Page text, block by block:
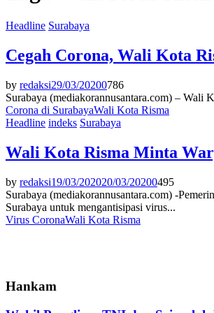
Headline Surabaya
Cegah Corona, Wali Kota
by redaksi29/03/20200786
Surabaya (mediakorannusantara.com) – Wali
Corona di SurabayaWali Kota Risma
Headline indeks Surabaya
Wali Kota Risma Minta
by redaksi19/03/202020/03/20200495
Surabaya (mediakorannusantara.com) -
Surabaya untuk mengantisipasi virus...
Virus CoronaWali Kota Risma
Hankam